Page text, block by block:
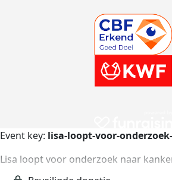
Event key: lisa-loopt-voor-
Lisa loopt voor onderzoek naar